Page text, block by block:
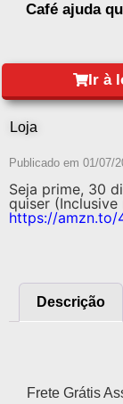
Café ajuda
Ir à
Loja
Publicado em 01/07/
Seja prime, 30
quiser
https://amzn.to/
Descrição
Frete Grátis